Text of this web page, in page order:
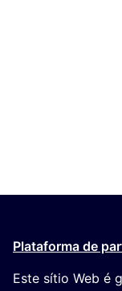
Plataforma de
Este sítio Web é